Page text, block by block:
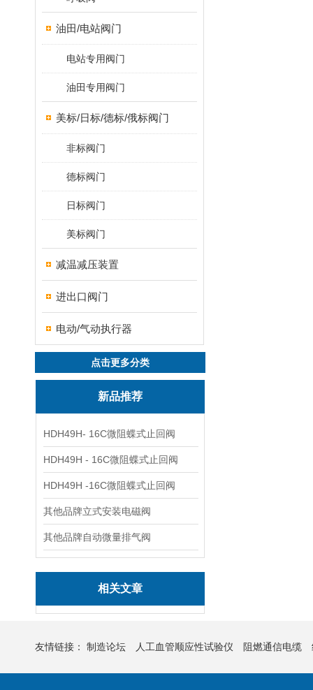
油田/电站阀门
电站专用阀门
油田专用阀门
美标/日标/德标/俄标阀门
非标阀门
德标阀门
日标阀门
美标阀门
减温减压装置
进出口阀门
电动/气动执行器
点击更多分类
新品推荐
HDH49H- 16C微阻蝶式止回阀
HDH49H - 16C微阻蝶式止回阀
HDH49H -16C微阻蝶式止回阀
其他品牌立式安装电磁阀
其他品牌自动微量排气阀
相关文章
友情链接： 制造论坛 人工血管顺应性试验仪 阻燃通信电缆